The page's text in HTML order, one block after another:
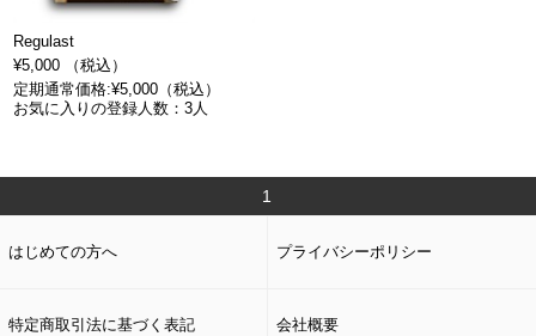
Regulast
¥5,000 （税込）
定期通常価格:¥5,000（税込）
お気に入りの登録人数：3人
1
はじめての方へ プライバシーポリシー
特定商取引法に基づく表記 会社概要